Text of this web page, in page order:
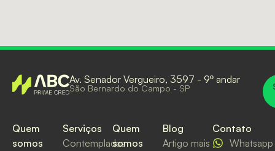
Av. Senador Vergueiro, 3597 - 9º andar
São Bernardo do Campo - SP
Quem
somos
Serviços
Contempladas
Quem
somos
Blog
Artigo mais
Contato
Whatsapp